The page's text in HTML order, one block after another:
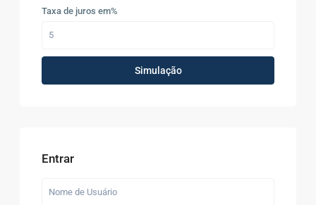
Taxa de juros em%
Simulação
Entrar